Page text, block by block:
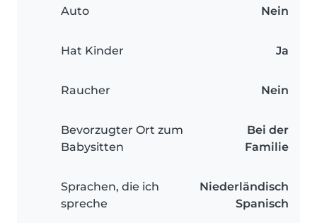
Auto Nein
Hat Kinder Ja
Raucher Nein
Bevorzugter Ort zum
Babysitten
Bei der
Familie
Sprachen, die ich
spreche
Niederländisch
Spanisch